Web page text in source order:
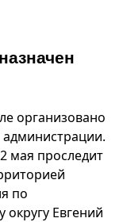
организовано
администрации.
мая проследит
по
Евгений